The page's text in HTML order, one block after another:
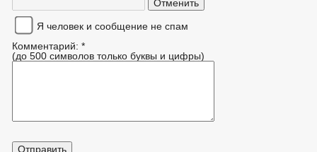
Я человек и сообщение не спам
Комментарий: *
(до 500 символов только буквы и цифры)